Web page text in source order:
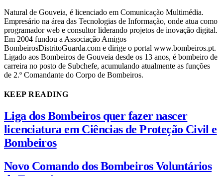
Natural de Gouveia, é licenciado em Comunicação Multimédia.
Empresário na área das Tecnologias de Informação, onde atua como
programador web e consultor liderando projetos de inovação digital.
Em 2004 fundou a Associação Amigos
BombeirosDistritoGuarda.com e dirige o portal www.bombeiros.pt.
Ligado aos Bombeiros de Gouveia desde os 13 anos, é bombeiro de
carreira no posto de Subchefe, acumulando atualmente as funções
de 2.º Comandante do Corpo de Bombeiros.
KEEP READING
Liga dos Bombeiros quer fazer nascer
licenciatura em Ciências de Proteção Civil e
Bombeiros
Novo Comando dos Bombeiros Voluntários